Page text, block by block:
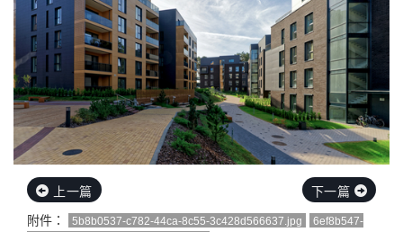
上一篇
下一篇
附件：
5b8b0537-c782-44ca-8c55-3c428d566637.jpg
6ef8b547-